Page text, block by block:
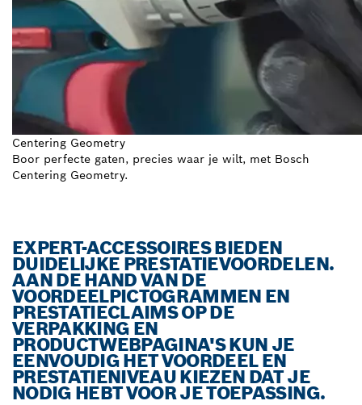
Centering Geometry
Boor perfecte gaten, precies waar je wilt, met Bosch
Centering Geometry.
EXPERT-ACCESSOIRES BIEDEN
DUIDELIJKE PRESTATIEVOORDELEN.
AAN DE HAND VAN DE
VOORDEELPICTOGRAMMEN EN
PRESTATIECLAIMS OP DE
VERPAKKING EN
PRODUCTWEBPAGINA'S KUN JE
EENVOUDIG HET VOORDEEL EN
PRESTATIENIVEAU KIEZEN DAT JE
NODIG HEBT VOOR JE TOEPASSING.